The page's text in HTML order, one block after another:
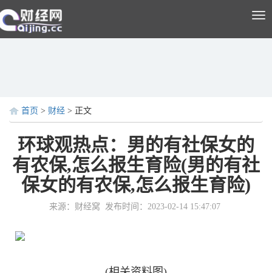
首页 > 财经 > 正文
环球观热点：男的有社保女的
有农保,怎么报生育险(男的有社
保女的有农保,怎么报生育险)
来源：财经窝 发布时间：2023-02-14 15:47:07